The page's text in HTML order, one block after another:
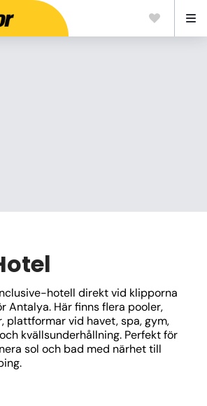
hotell direkt vid klipporna
Antalya. Här finns flera pooler,
plattformar vid havet, spa, gym,
kvällsunderhållning. Perfekt för
sol och bad med närhet till